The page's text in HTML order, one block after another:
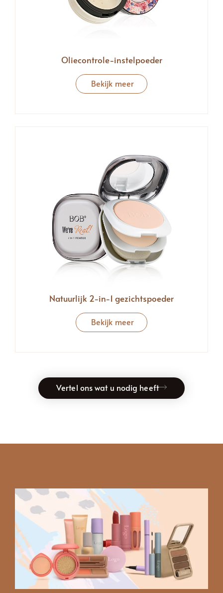
Oliecontrole-instelpoeder
Bekijk meer
Natuurlijk 2-in-1 gezichtspoeder
Bekijk meer
Vertel ons wat u nodig heeft